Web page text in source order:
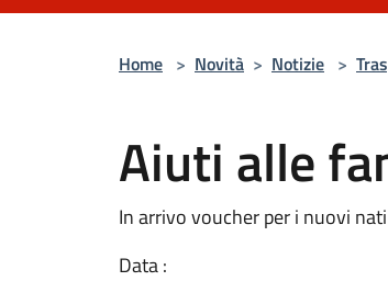
Home > Novità > Notizie >
Aiuti alle
In arrivo voucher per i nuovi
Data :